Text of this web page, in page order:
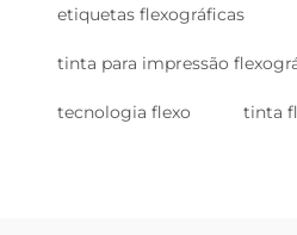
etiquetas flexográficas
tinta para impressão
tecnologia flexo tinta